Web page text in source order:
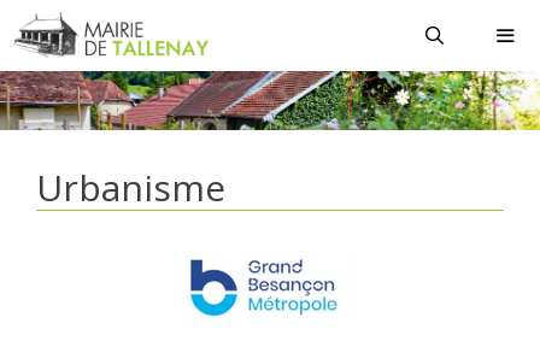
Aller
au
contenu
Urbanisme